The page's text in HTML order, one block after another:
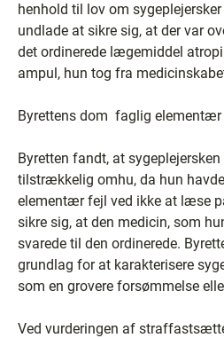
henhold til lov om
undlade at sikre sig, at der var
det ordinerede lægemiddel
ampul, hun tog fra
Byrettens dom ­ faglig elementær
Byretten fandt, at
tilstrækkelig omhu, da hun
elementær fejl ved ikke at læse
sikre sig, at den medicin, som
svarede til den ordinerede.
grundlag for at karakterisere
som en grovere forsømmelse
Ved vurderingen af